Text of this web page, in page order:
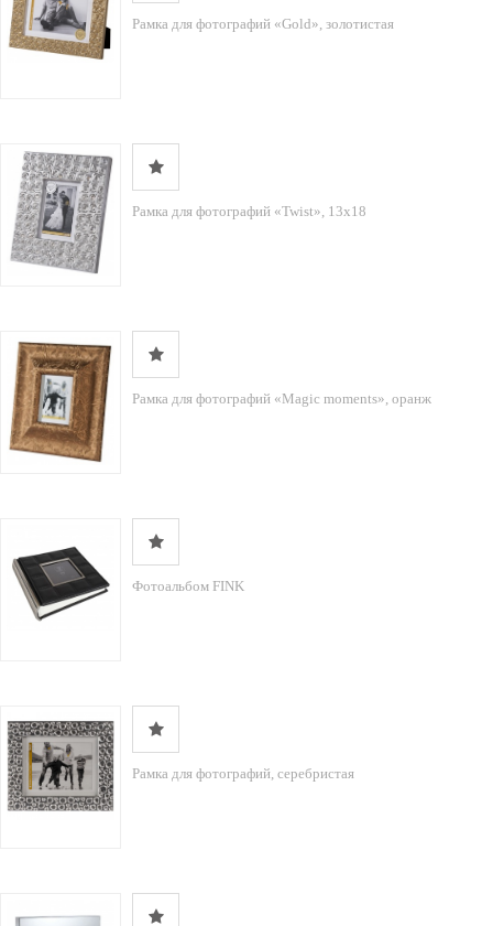
Рамка для фотографий «Gold», золотистая
Рамка для фотографий «Twist», 13х18
Рамка для фотографий «Magic moments», оранж
Фотоальбом FINK
Рамка для фотографий, серебристая